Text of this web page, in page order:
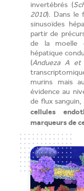
invertébrés (
2010). Dans le
sinusoïdes
partir de
de la moelle
hépatique
(Andueza A
murins mais
évidence au
de flux sanguin,
cellules
marqueurs de